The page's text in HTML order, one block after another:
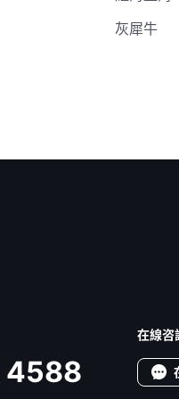
灰犀牛
4588
在線咨